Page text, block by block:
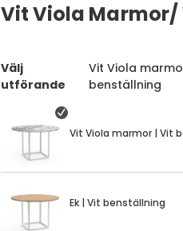
Vit Viola Marmor/
Välj
utförande
Vit Viola
benställning
Vit Viola marmor | Vit
Ek | Vit benställning